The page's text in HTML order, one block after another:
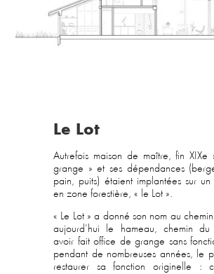
Le Lot
Autrefois maison de maître, fin XIXe
grange » et ses dépendances
pain, puits) étaient implantées sur un
en zone forestière, « le Lot ».
« Le Lot » a donné son nom au
aujourd’hui le hameau, chemin du
avoir fait office de grange sans
pendant de nombreuses années, le
restaurer sa fonction originelle :